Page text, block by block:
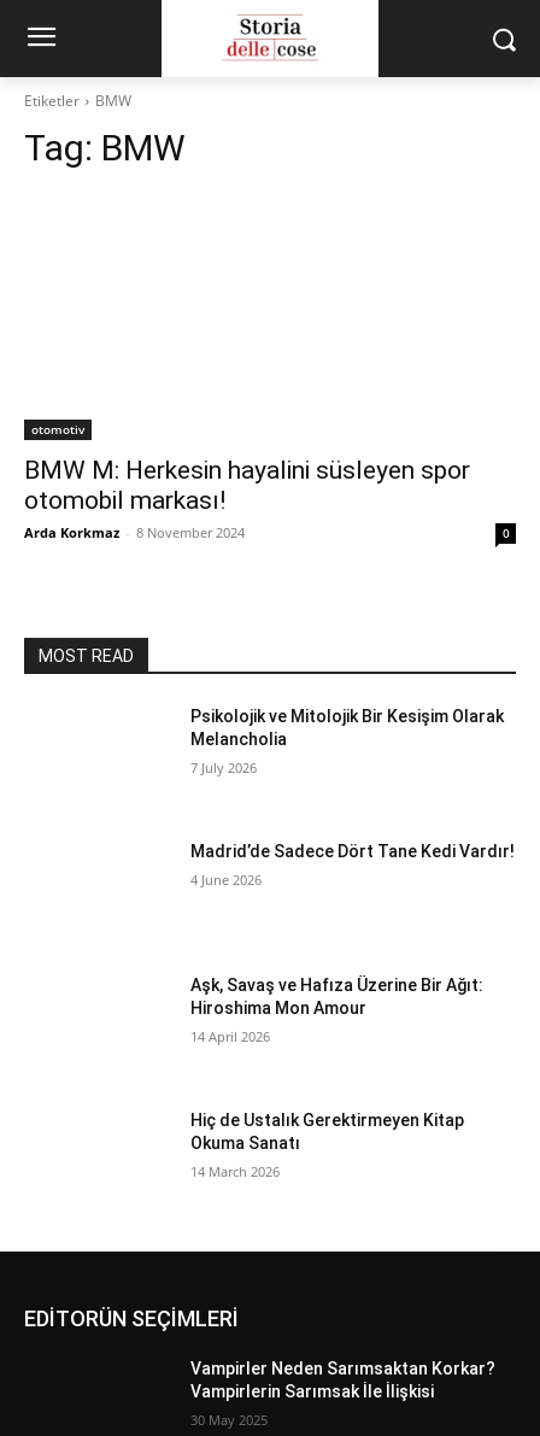
Etiketler BMW
Tag: BMW
otomotiv
BMW M: Herkesin hayalini süsleyen spor
otomobil markası!
Arda Korkmaz - 8 November 2024 0
MOST READ
Psikolojik ve Mitolojik Bir Kesişim Olarak
Melancholia
7 July 2026
Madrid’de Sadece Dört Tane Kedi Vardır!
4 June 2026
Aşk, Savaş ve Hafıza Üzerine Bir Ağıt:
Hiroshima Mon Amour
14 April 2026
Hiç de Ustalık Gerektirmeyen Kitap
Okuma Sanatı
14 March 2026
EDİTORÜN SEÇİMLERİ
Vampirler Neden Sarımsaktan Korkar?
Vampirlerin Sarımsak İle İlişkisi
30 May 2025